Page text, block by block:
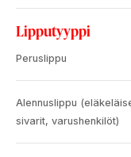
Lipputyyppi
Peruslippu
Alennuslippu
sivarit, varushenkilöt)